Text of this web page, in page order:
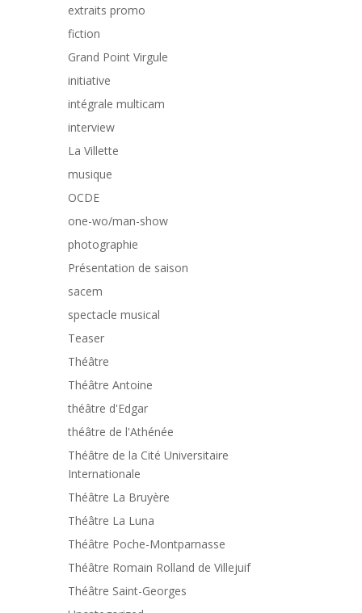
extraits promo
fiction
Grand Point Virgule
initiative
intégrale multicam
interview
La Villette
musique
OCDE
one-wo/man-show
photographie
Présentation de saison
sacem
spectacle musical
Teaser
Théâtre
Théâtre Antoine
théâtre d'Edgar
théâtre de l'Athénée
Théâtre de la Cité Universitaire
Internationale
Théâtre La Bruyère
Théâtre La Luna
Théâtre Poche-Montparnasse
Théâtre Romain Rolland de Villejuif
Théâtre Saint-Georges